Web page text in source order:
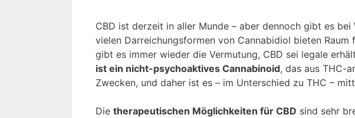
CBD ist derzeit in aller Munde – aber dennoch gibt es
vielen Darreichungsformen von Cannabidiol bieten
gibt es immer wieder die Vermutung, CBD sei legale
ist ein nicht-psychoaktives Cannabinoid, das aus THC-
Zwecken, und daher ist es – im Unterschied zu THC –
Die therapeutischen Möglichkeiten für CBD sind sehr